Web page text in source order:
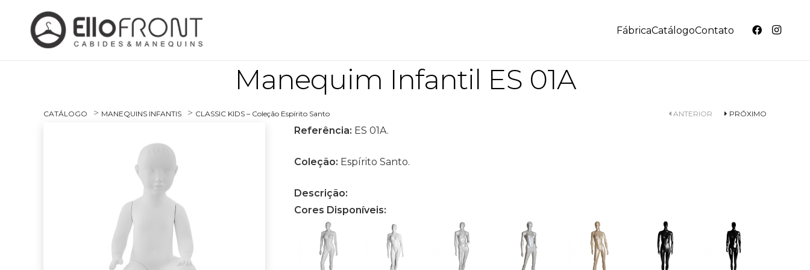
FábricaCatálogoContato
Manequim Infantil ES 01A
CATÁLOGO > MANEQUINS INFANTIS > CLASSIC KIDS – Coleção Espírito Santo ANTERIOR PRÓXIMO
Referência: ES 01A.
Coleção: Espírito Santo.
Descrição:
Cores Disponíveis: